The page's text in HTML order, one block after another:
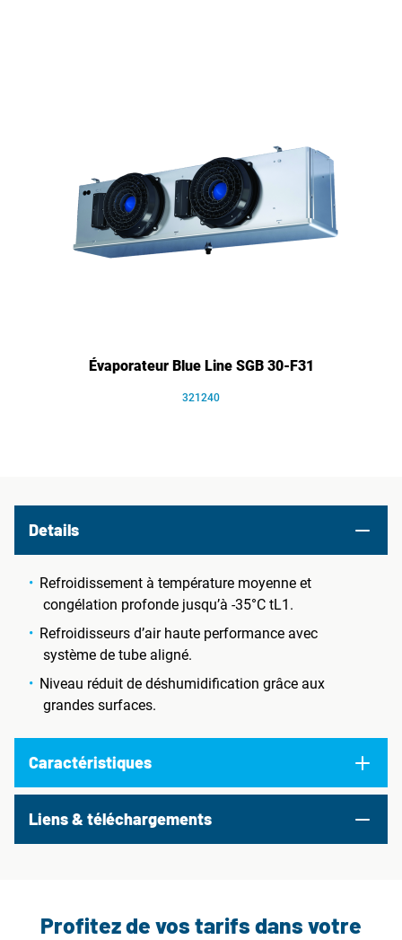
Évaporateur Blue Line SGB 30-F31
321240
Details
Refroidissement à température moyenne et
congélation profonde jusqu’à -35°C tL1.
Refroidisseurs d’air haute performance avec
système de tube aligné.
Niveau réduit de déshumidification grâce aux
grandes surfaces.
Caractéristiques
Liens & téléchargements
Profitez de vos tarifs dans votre